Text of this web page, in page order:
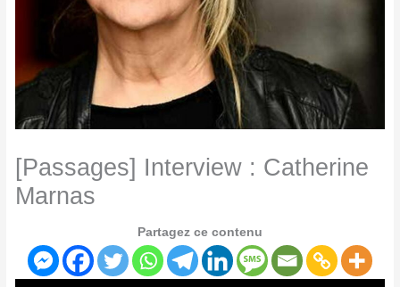
[Passages] Interview : Catherine
Marnas
Partagez ce contenu